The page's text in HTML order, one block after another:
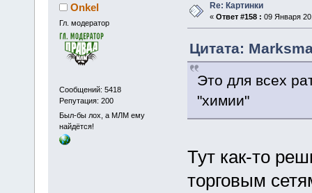
Onkel
Гл. модератор
Сообщений: 5418
Репутация: 200
Был-бы лох, а МЛМ ему
найдётся!
Re: Картинки
« Ответ #158 : 09 Января
Цитата:
Это для всех
"химии"
Тут как-то
торговым